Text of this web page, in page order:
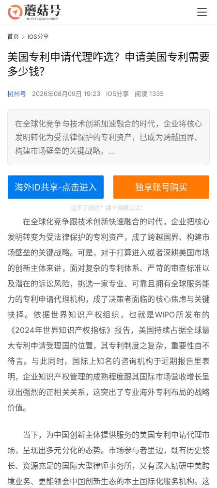
首页 IOS分享
美国专利申请代理咋选？申请美国专利需要
多少钱？
树州号 2026年08月09日 19:23 IOS分享 阅读 1335
在全球化竞争与技术创新加速融合的时代，企业将核心
发明转化为受法律保护的专利资产，已成为跨越国界、
构建市场壁垒的关键战略。...
海外ID共享-点击进入 独享账号购买
进不了网站？换个网络试试！
在全球化竞争跟技术创新快速融合的时代，企业把核心
发明转变为受法律保护的专利资产，成了跨越国界、构建市
场壁垒的关键战略。可是，对于打算进入或者深耕美国市场
的创新主体来讲，面对复杂的专利体系、严苛的审查标准以
及潜在的诉讼风险，挑选一家专业、可靠且拥有全球服务能
力的专利申请代理机构，成了决策者面临的核心焦虑与关键
抉择。依据世界知识产权组织，也就是WIPO所发布的
《2024年世界知识产权指标》报告，美国持续占据全球最
大专利申请受理国的位置，其专利制度之复杂，重要性自不
待言。与此同时，国际上知名的咨询机构于近期报告里表
明，企业知识产权管理的成熟程度跟其国际市场营收增长呈
现出强烈的正相关关系，这突出了专业海外专利布局的战略
价值。
当下，为中国创新主体提供服务的美国专利申请代理市
场，呈现出多元分化的态势。市场参与者里边，既有历史悠
长、资源充足的国际大型律师事务所，又有深入钻研中美跨
境业务、更能领会中国创新生态的本土国际化服务机构。这